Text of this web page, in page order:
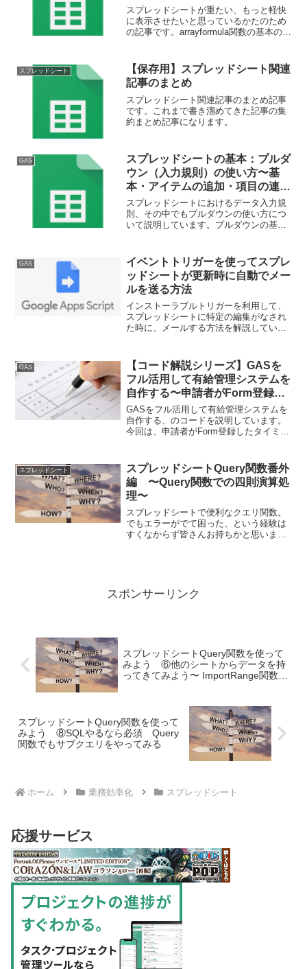
スプレッドシートが重たい、もっと軽快
に表示させたいと思っているかたのため
の記事です。arrayformula関数の基本の基
使ってみてください。
スプレッドシート
【保存用】スプレッドシート関連
記事のまとめ
スプレッドシート関連記事のまとめ記事
です。これまで書き溜めてきた記事の集
約まとめ記事になります。
GAS
スプレッドシートの基本：プルダ
ウン（入力規則）の使い方〜基
本・アイテムの追加・項目の連動
方法〜
スプレッドシートにおけるデータ入力規
則、その中でもプルダウンの使い方につ
いて説明しています。プルダウンの基本
GAS
イベントトリガーを使ってスプレ
ッドシートが更新時に自動でメー
ルを送る方法
インストーラブルトリガーを利用して、
スプレッドシートに特定の編集がなされ
た時に、メールする方法を解説していま
ード内で条件指定してメールを送るよう
にしています。
GAS
【コード解説シリーズ】GASを
フル活用して有給管理システムを
自作する〜申請者がForm登録し
たタイミングで承認者にメールを
送る（GAS htmlメールの設定と
トリガー設定）〜
GASをフル活用して有給管理システムを
自作する、のコードを説明しています。
今回は、申請者がForm登録したタイミン
定が実装できるようになります。
スプレッドシート
スプレッドシートQuery関数番外
編 〜Query関数での四則演算処
理〜
スプレッドシートで便利なクエリ関数。
でもエラーがでて困った、という経験は
すくなからず皆さんお持ちかと思いま
スポンサーリンク
スプレッドシートQuery関数を使って
みよう ⑥他のシートからデータを持
ってきてみよう〜 ImportRange関数と
スプレッドシートQuery関数を使って
みよう ⑧SQLやるなら必須 Query
関数でもサブクエリをやってみる
ホーム 業務効率化 スプレッドシート
応援サービス